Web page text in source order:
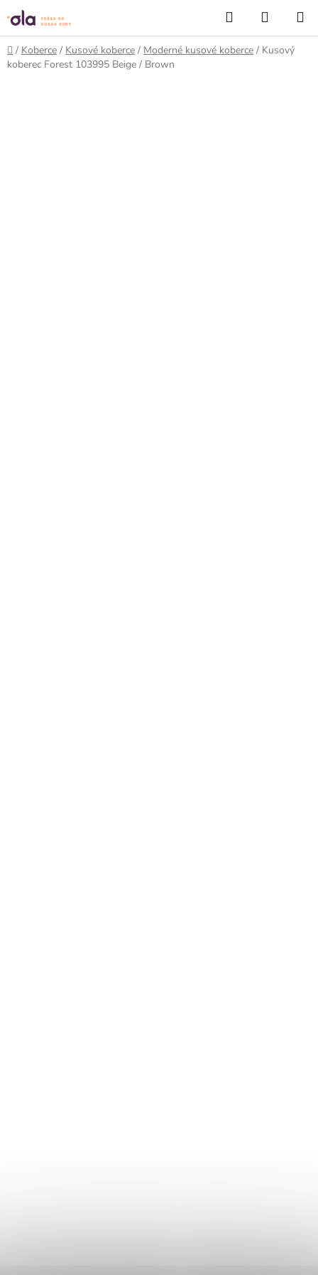
Prejsť
na
obsah
Hľadať
KOŠÍK
Domov
/ Koberce / Kusové koberce / Moderné kusové koberce / Kusový
koberec Forest 103995 Beige / Brown